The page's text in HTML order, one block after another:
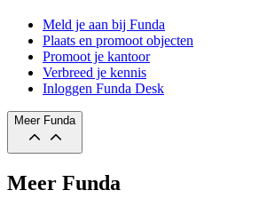
Meld je aan bij Funda
Plaats en promoot objecten
Promoot je kantoor
Verbreed je kennis
Inloggen Funda Desk
Meer Funda
Meer Funda